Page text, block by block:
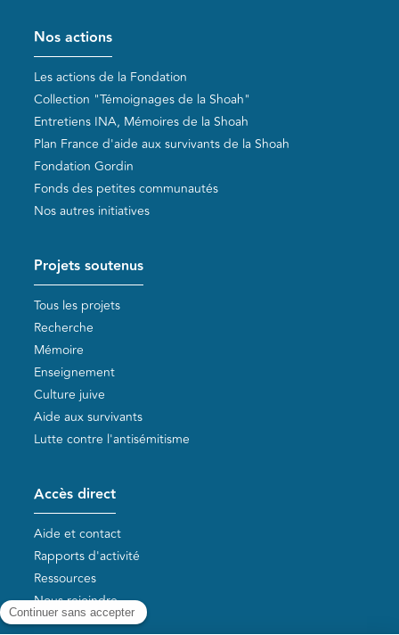
Pied de page
Nos actions
Les actions de la Fondation
Collection "Témoignages de la Shoah"
Entretiens INA, Mémoires de la Shoah
Plan France d'aide aux survivants de la Shoah
Fondation Gordin
Fonds des petites communautés
Nos autres initiatives
Projets soutenus
Tous les projets
Recherche
Mémoire
Enseignement
Culture juive
Aide aux survivants
Lutte contre l'antisémitisme
Accès direct
Aide et contact
Rapports d'activité
Ressources
Nous rejoindre